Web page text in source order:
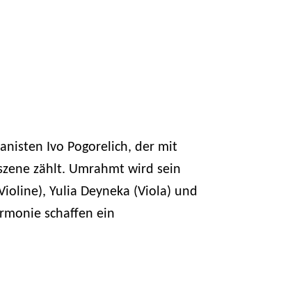
Ivo Pogorelich, der mit
zählt. Umrahmt wird sein
Yulia Deyneka (Viola) und
schaffen ein